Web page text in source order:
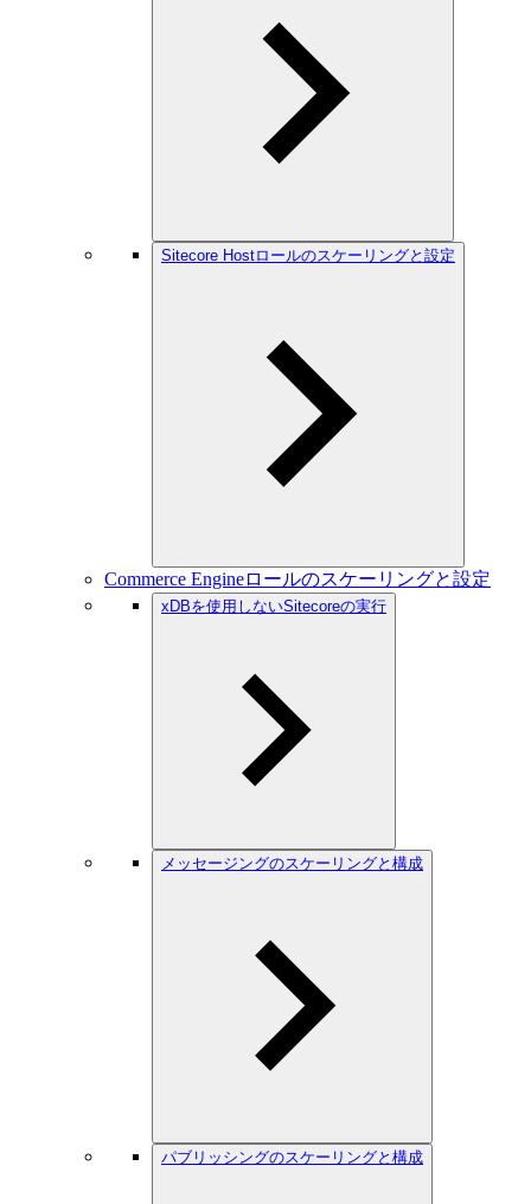
Sitecore Hostロールのスケーリングと設定
Commerce Engineロールのスケーリングと設定
xDBを使用しないSitecoreの実行
メッセージングのスケーリングと構成
パブリッシングのスケーリングと構成